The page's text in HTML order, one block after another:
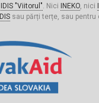
IDIS "Viitorul". Nici INEKO, nici
IDISsau părți terțe, sau pentru